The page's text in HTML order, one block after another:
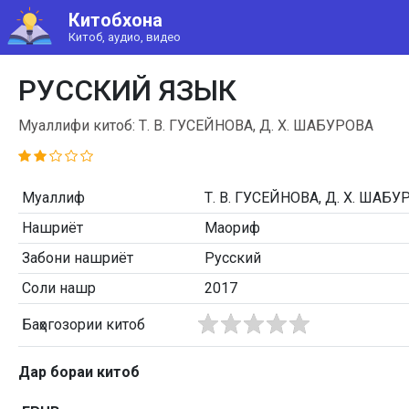
Китобхона
Китоб, аудио, видео
РУССКИЙ ЯЗЫК
Муаллифи китоб: Т. В. ГУСЕЙНОВА, Д. Х. ШАБУРОВА
Муаллиф
Т. В. ГУСЕЙНОВА, Д. Х.
Нашриёт
Маориф
Забони нашриёт
Русский
Соли нашр
2017
Баҳогозории китоб
Дар бораи китоб